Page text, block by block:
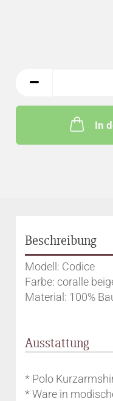
In
Beschreibung
Modell: Codice
Farbe: coralle
Material: 100%
Ausstattung
* Polo
* Ware in